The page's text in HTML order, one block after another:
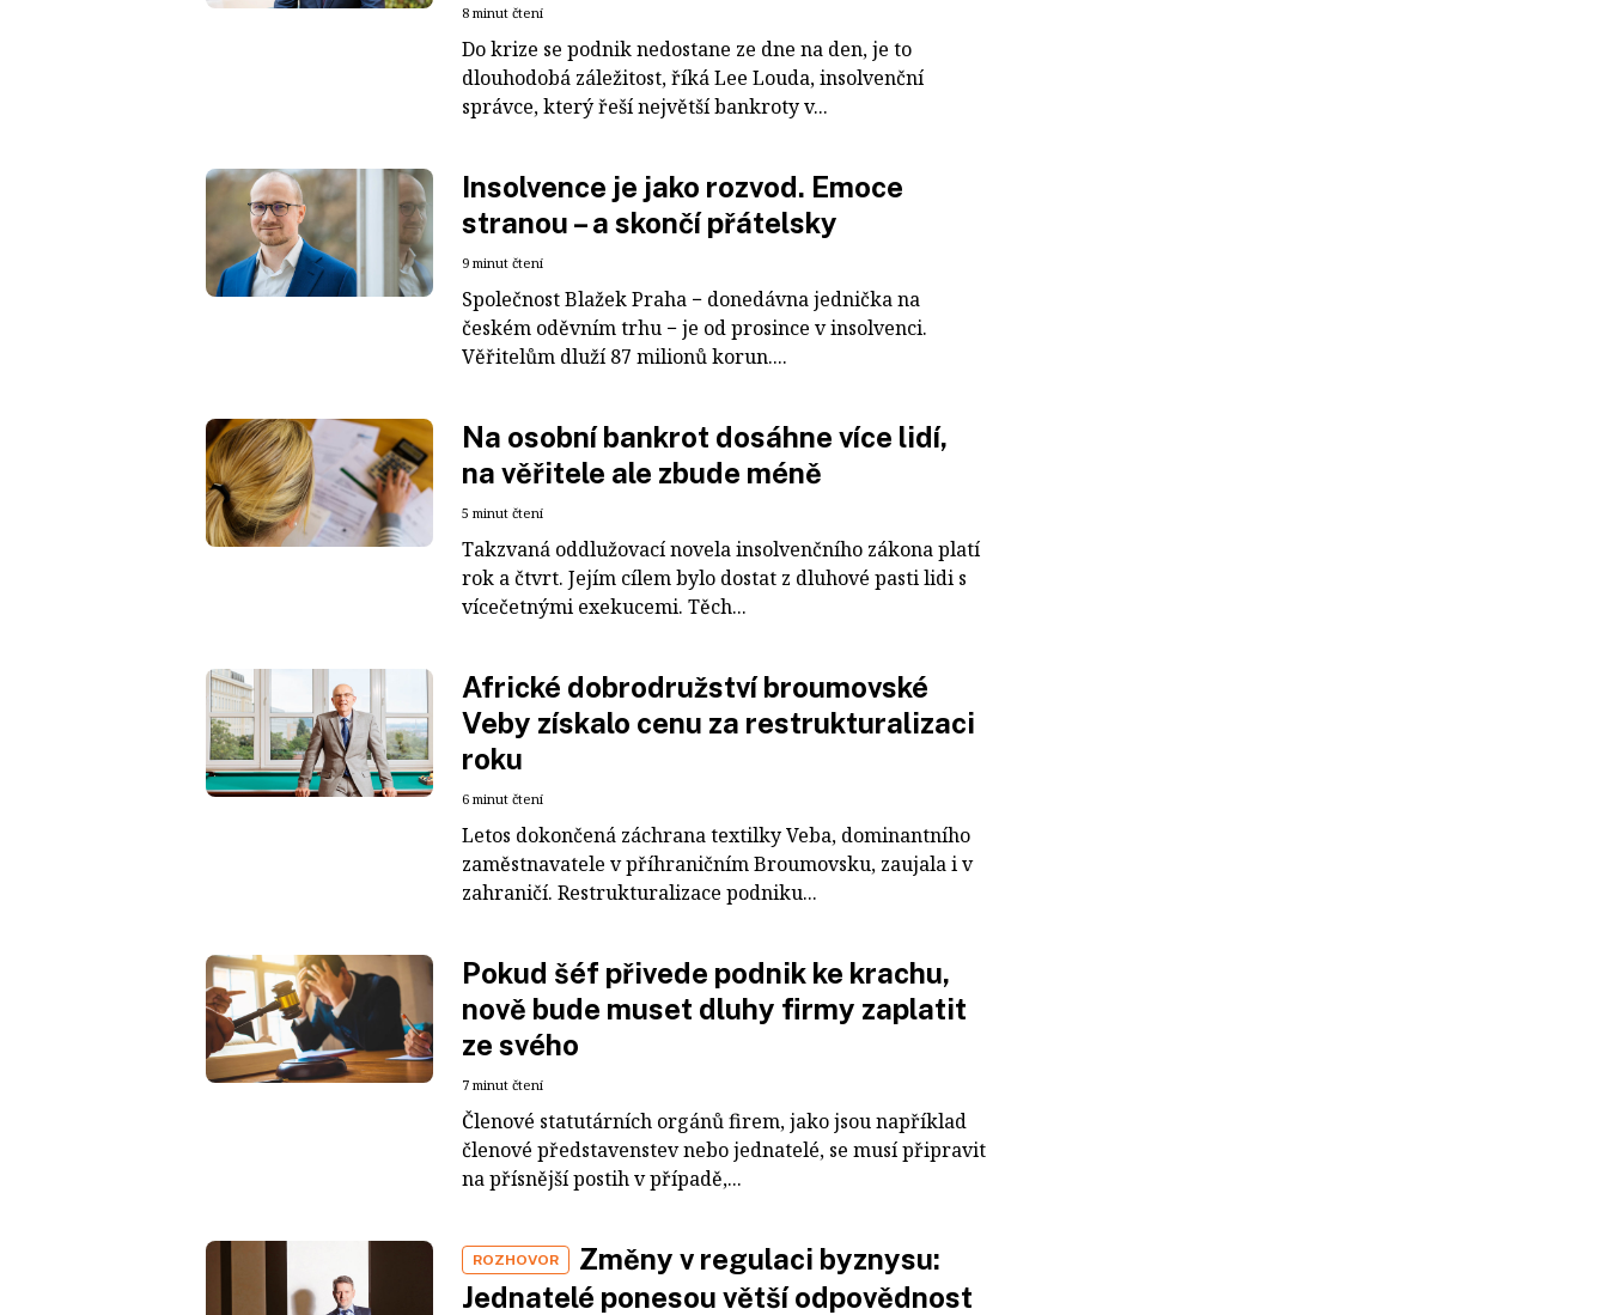
8 minut čtení
Do krize se podnik nedostane ze dne na den, je to
dlouhodobá záležitost, říká Lee Louda, insolvenční
správce, který řeší největší bankroty v...
Insolvence je jako rozvod. Emoce
stranou – a skončí přátelsky
9 minut čtení
Společnost Blažek Praha − donedávna jednička na
českém oděvním trhu − je od prosince v insolvenci.
Věřitelům dluží 87 milionů korun....
Na osobní bankrot dosáhne více lidí,
na věřitele ale zbude méně
5 minut čtení
Takzvaná oddlužovací novela insolvenčního zákona platí
rok a čtvrt. Jejím cílem bylo dostat z dluhové pasti lidi s
vícečetnými exekucemi. Těch...
Africké dobrodružství broumovské
Veby získalo cenu za restrukturalizaci
roku
6 minut čtení
Letos dokončená záchrana textilky Veba, dominantního
zaměstnavatele v příhraničním Broumovsku, zaujala i v
zahraničí. Restrukturalizace podniku...
Pokud šéf přivede podnik ke krachu,
nově bude muset dluhy firmy zaplatit
ze svého
7 minut čtení
Členové statutárních orgánů firem, jako jsou například
členové představenstev nebo jednatelé, se musí připravit
na přísnější postih v případě,...
ROZHOVOR
Změny v regulaci byznysu:
Jednatelé ponesou větší odpovědnost